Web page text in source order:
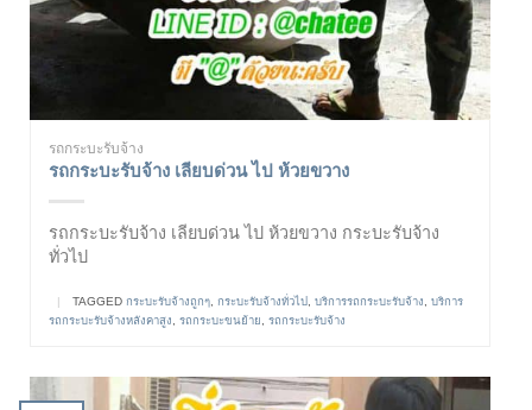
รถกระบะรับจ้าง
รถกระบะรับจ้าง เลียบด่วน ไป ห้วยขวาง
รถกระบะรับจ้าง เลียบด่วน ไป ห้วยขวาง กระบะรับจ้าง
ทั่วไป
| TAGGED กระบะรับจ้างถูกๆ กระบะรับจ้างทั่วไป บริการรถกระบะรับจ้าง
บริการ
รถกระบะรับจ้างหลังคาสูง
รถกระบะขนย้าย รถกระบะรับจ้าง